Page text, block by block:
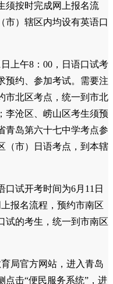
须按时完成网上报名流
市）辖区内均设有英语口
上午8：00，日语口试考
预约、参加考试。需要注
市北区考点，统一到市北
李沧区、崂山区考生须预
青岛第六十七中学考点参
（市）日语考点，到本辖
试开考时间为6月11日
报名流程，预约市南区
试的考生，统一到市南区
局官方网站，进入青岛
点击“便民服务系统”，进